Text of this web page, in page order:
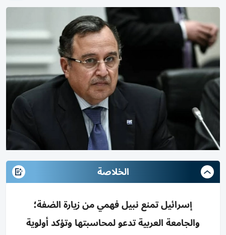
الخلاصة
إسرائيل تمنع نبيل فهمي من زيارة الضفة؛
والجامعة العربية تدعو لمحاسبتها وتؤكد أولوية